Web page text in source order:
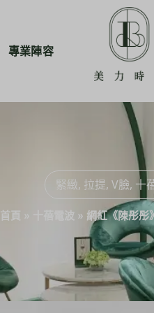
專業陣容
緊緻, 拉提, V臉, 十
首頁 » 十蓓電波 » 網紅《陳彤彤